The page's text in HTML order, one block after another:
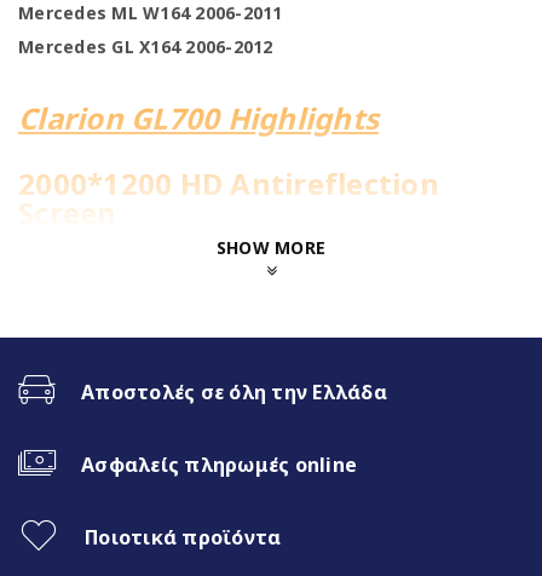
Mercedes ML W164 2006-2011
Mercedes GL X164 2006-2012
Clarion GL700 Highlights
2000*1200 HD Antireflection
Screen
8Core@2.0GHz | 4+64GB
Ενσωματωμένη 4G Sim Slot
Fast Boot 1 sec
Ασύρματο CarPlay & Ασύρματο
SHOW MORE
Αποστολές σε όλη την Ελλάδα
Ασφαλείς πληρωμές online
Ποιοτικά προϊόντα